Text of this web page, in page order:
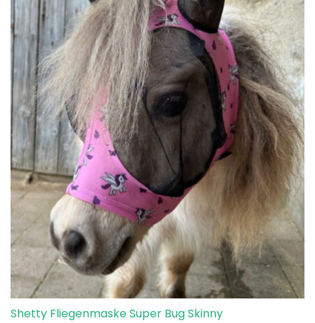
Shetty Fliegenmaske Super Bug Skinny